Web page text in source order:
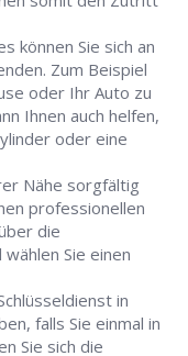
können Sie sich an
Zum Beispiel
oder Ihr Auto zu
Ihnen auch helfen,
oder eine
Nähe sorgfältig
professionellen
die
Sie einen
in
falls Sie einmal in
Sie sich die